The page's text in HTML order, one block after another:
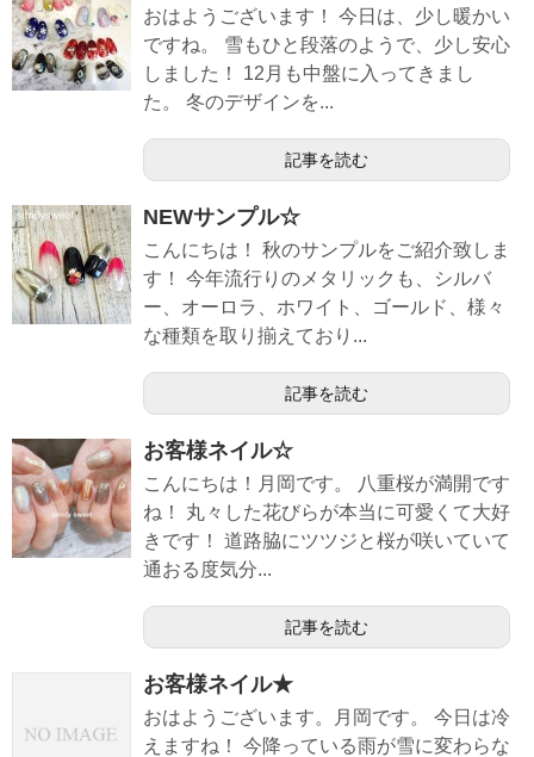
おはようございます！ 今日は、少し暖かい
ですね。 雪もひと段落のようで、少し安心
しました！ 12月も中盤に入ってきまし
た。 冬のデザインを...
記事を読む
NEWサンプル☆
こんにちは！ 秋のサンプルをご紹介致しま
す！ 今年流行りのメタリックも、シルバ
ー、オーロラ、ホワイト、ゴールド、様々
な種類を取り揃えており...
記事を読む
お客様ネイル☆
こんにちは！月岡です。 八重桜が満開です
ね！ 丸々した花びらが本当に可愛くて大好
きです！ 道路脇にツツジと桜が咲いていて
通おる度気分...
記事を読む
お客様ネイル★
おはようございます。月岡です。 今日は冷
えますね！ 今降っている雨が雪に変わらな